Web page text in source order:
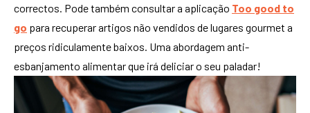
correctos. Pode também consultar a aplicação Too good to
go para recuperar artigos não vendidos de lugares gourmet a
preços ridiculamente baixos. Uma abordagem anti-
esbanjamento alimentar que irá deliciar o seu paladar!